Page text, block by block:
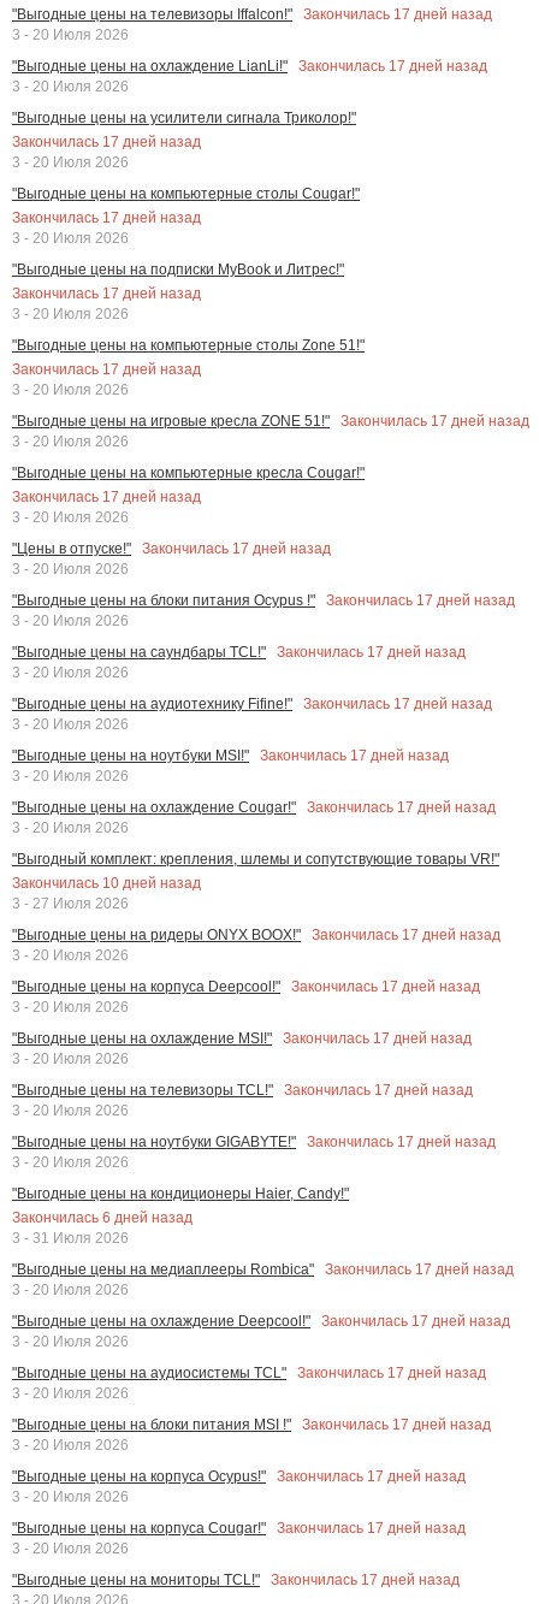
"Выгодные цены на телевизоры Iffalcon!" Закончилась 17 дней назад
3 - 20 Июля 2026
"Выгодные цены на охлаждение LianLi!"
Закончилась 17 дней назад
3 - 20 Июля 2026
"Выгодные цены на усилители сигнала Триколор!"
Закончилась 17 дней назад
3 - 20 Июля 2026
"Выгодные цены на компьютерные столы Cougar!"
Закончилась 17 дней назад
3 - 20 Июля 2026
"Выгодные цены на подписки MyBook и Литрес!"
Закончилась 17 дней назад
3 - 20 Июля 2026
"Выгодные цены на компьютерные столы Zone 51!"
Закончилась 17 дней назад
3 - 20 Июля 2026
"Выгодные цены на игровые кресла ZONE 51!"
Закончилась 17 дней назад
3 - 20 Июля 2026
"Выгодные цены на компьютерные кресла Cougar!"
Закончилась 17 дней назад
3 - 20 Июля 2026
"Цены в отпуске!"
Закончилась 17 дней назад
3 - 20 Июля 2026
"Выгодные цены на блоки питания Ocypus !"
Закончилась 17 дней назад
3 - 20 Июля 2026
"Выгодные цены на саундбары TCL!"
Закончилась 17 дней назад
3 - 20 Июля 2026
"Выгодные цены на аудиотехнику Fifine!"
Закончилась 17 дней назад
3 - 20 Июля 2026
"Выгодные цены на ноутбуки MSI!"
Закончилась 17 дней назад
3 - 20 Июля 2026
"Выгодные цены на охлаждение Cougar!"
Закончилась 17 дней назад
3 - 20 Июля 2026
"Выгодный комплект: крепления, шлемы и сопутствующие товары VR!"
Закончилась 10 дней назад
3 - 27 Июля 2026
"Выгодные цены на ридеры ONYX BOOX!"
Закончилась 17 дней назад
3 - 20 Июля 2026
"Выгодные цены на корпуса Deepcool!"
Закончилась 17 дней назад
3 - 20 Июля 2026
"Выгодные цены на охлаждение MSI!"
Закончилась 17 дней назад
3 - 20 Июля 2026
"Выгодные цены на телевизоры TCL!"
Закончилась 17 дней назад
3 - 20 Июля 2026
"Выгодные цены на ноутбуки GIGABYTE!"
Закончилась 17 дней назад
3 - 20 Июля 2026
"Выгодные цены на кондиционеры Haier, Candy!"
Закончилась 6 дней назад
3 - 31 Июля 2026
"Выгодные цены на медиаплееры Rombica"
Закончилась 17 дней назад
3 - 20 Июля 2026
"Выгодные цены на охлаждение Deepcool!"
Закончилась 17 дней назад
3 - 20 Июля 2026
"Выгодные цены на аудиосистемы TCL"
Закончилась 17 дней назад
3 - 20 Июля 2026
"Выгодные цены на блоки питания MSI !"
Закончилась 17 дней назад
3 - 20 Июля 2026
"Выгодные цены на корпуса Ocypus!"
Закончилась 17 дней назад
3 - 20 Июля 2026
"Выгодные цены на корпуса Cougar!"
Закончилась 17 дней назад
3 - 20 Июля 2026
"Выгодные цены на мониторы TCL!"
Закончилась 17 дней назад
3 - 20 Июля 2026